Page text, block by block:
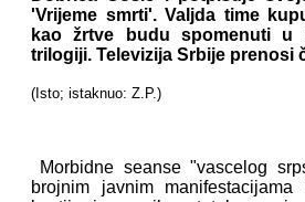
'Vrijeme smrti'. Valjda time
kao žrtve budu spomenuti u
trilogiji. Televizija Srbije prenosi
(Isto; istaknuo: Z.P.)
Morbidne seanse "vascelog
brojnim javnim